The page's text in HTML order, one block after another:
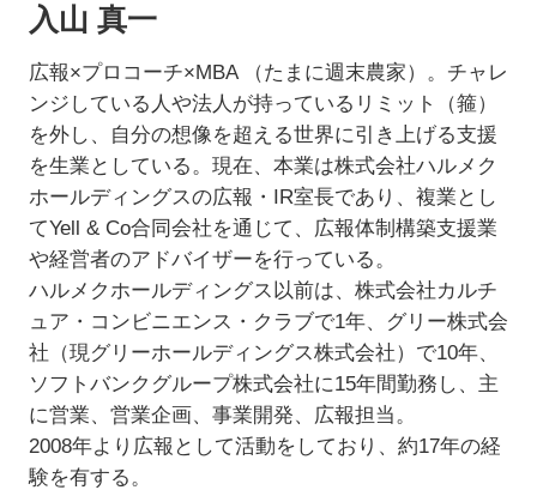
入山 真一
広報×プロコーチ×MBA （たまに週末農家）。チャレ
ンジしている人や法人が持っているリミット（箍）
を外し、自分の想像を超える世界に引き上げる支援
を生業としている。現在、本業は株式会社ハルメク
ホールディングスの広報・IR室長であり、複業とし
てYell & Co合同会社を通じて、広報体制構築支援業
や経営者のアドバイザーを行っている。
ハルメクホールディングス以前は、株式会社カルチ
ュア・コンビニエンス・クラブで1年、グリー株式会
社（現グリーホールディングス株式会社）で10年、
ソフトバンクグループ株式会社に15年間勤務し、主
に営業、営業企画、事業開発、広報担当。
2008年より広報として活動をしており、約17年の経
験を有する。